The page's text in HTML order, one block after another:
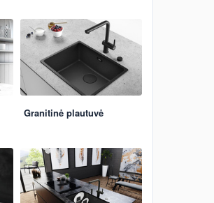
Granitinė plautuvė